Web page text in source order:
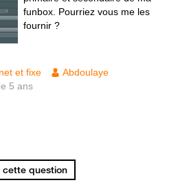
funbox. Pourriez vous me les
fournir ?
et fixe
Abdoulaye
5 ans
cette question